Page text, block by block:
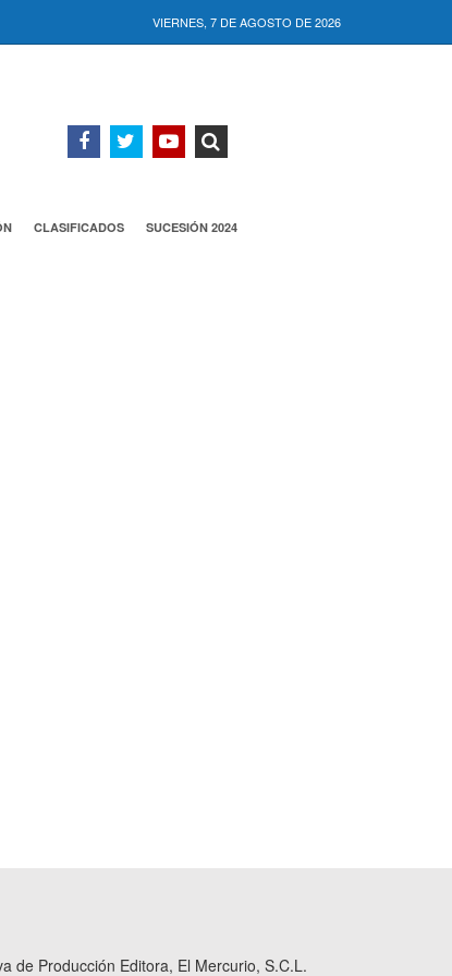
VIERNES, 7 DE AGOSTO DE 2026
CLASIFICADOS SUCESIÓN 2024
de Producción Editora, El Mercurio, S.C.L.